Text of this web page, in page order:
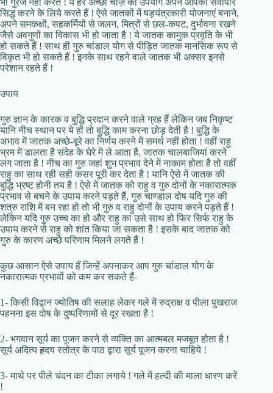
भी गुरेज नहीं करते ! ये हर अच्छी चीज़ का उपयोग अपने आपको सर्वोपरि
सिद्ध करने के लिये करते हैं ! ऐसे जातकों में षड़यंत्रकारी योजनाएं बनाने,
अपने समकक्षों, सहकर्मियों से जलन, मित्रों से छल-कपट, दुर्भावना रखने
जैसे अवगुणों का विकास भी हो जाता है ! ये जातक कामुक प्रवृति के भी
हो सकते हैं ! साथ ही गुरु चांडाल योग से पीड़ित जातक मानसिक रूप से
विकृत भी हो सकते हैं ! इनके साथ रहने वाले जातक भी अक्सर इनसे
परेशान रहते हैं !
उपाय
गुरु ज्ञान के कारक व बुद्धि प्रदान करने वाले ग्रह हैं लेकिन जब निकृष्ट
यानि नीच स्थान पर ये हों तो बुद्धि काम करना छोड़ देती है ! बुद्धि के
अभाव में जातक अच्छे-बूरे का निर्णय करने में समर्थ नहीं होता ! वहीं राहु
भ्रम में डालता है संदेह के घेरे में ले आता है, जातक चालबाजियां करने
लग जाता है ! नीच का गुरु जहां शुभ प्रभाव देने में नाकाम होता है तो वहीं
राहु का साथ रही सही कसर पूरी कर देता है ! यानि ऐसे में जातक की
बुद्धि भ्रष्ट होनी तय है ! ऐसे में जातक को राहु व गुरु दोनों के नकारात्मक
प्रभाव से बचने के उपाय करने पड़ते हैं, गुरु चाण्डाल दोष यदि गुरु की
शत्रु राशि में बन रहा हो तो भी गुरु व राहु दोनों के उपाय करने पड़ते हैं !
लेकिन यदि गुरु उच्च का हो और राहु का उसे साथ हो फिर सिर्फ राहु के
उपाय करने से राहु को शांत किया जा सकता है ! इसके बाद जातक को
गुरु के कारण अच्छे परिणाम मिलने लगते हैं !
कुछ आसान ऐसे उपाय हैं जिन्हें अपनाकर आप गुरु चांडाल योग के
नकारात्मक प्रभावों को कम कर सकते हैं-
1- किसी विद्वान ज्योतिष की सलाह लेकर गले में रुद्राक्ष व पीला पुखराज
पहनना इस दोष के दुष्परिणामों से दूर रखता है !
2- भगवान सूर्य का पूजन करने से व्यक्ति का आत्मबल मजबूत होता है !
सूर्य अदित्य हृदय स्तोत्र के पाठ द्वारा सूर्य पूजन करना चाहिये !
3- माथे पर पीले चंदन का टीका लगाये ! गले में हल्दी की माला धारण करें
!